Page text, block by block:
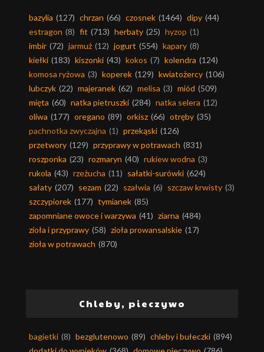
bazylia (127) chrzan (66) czosnek (1464) dipy (44)
estragon (8) fit (713) herbaty (25) hyzop (1)
imbir (72) jarmuż (12) jogurt (554) kapary (8)
kiełki (183) kiszonki (43) kokos (7) kolendra (124)
komosa ryżowa (3) koperek (129) kwiatożercy (106)
lubczyk (22) majeranek (62) melisa (3) miód (509)
mięta (60) natka pietruszki (284) natka selera (12)
oliwa (177) oregano (89) orkisz (66) otręby (35)
pachnotka zwyczajna (1) przekąski (126)
przetwory (129) przyprawy w potrawach (831)
roszponka (23) rozmaryn (40) rukiew wodna (3)
rukola (43) rzeżucha (11) sałatki-surówki (624)
sałaty (207) sezam (22) szałwia (6) szczaw krwisty (3)
szczypiorek (177) tymianek (85)
zapomniane owoce i warzywa (41) ziarna (484)
zioła i przyprawy (58) zioła prowansalskie (17)
zioła w potrawach (870)
Chleby, pieczywo
bagietki (8) bezglutenowo (89) chleby i bułeczki (894)